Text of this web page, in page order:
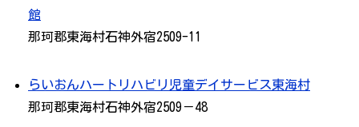
館
那珂郡東海村石神外宿2509-11
らいおんハートリハビリ児童デイサービス東海村
那珂郡東海村石神外宿2509－48